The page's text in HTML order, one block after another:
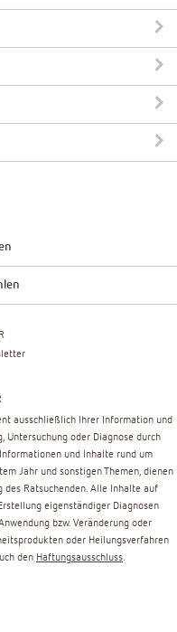
ausschließlich Ihrer Information und
oder Diagnose durch
und Inhalte rund um
Jahr und sonstigen Themen, dienen
Ratsuchenden. Alle Inhalte auf
eigenständiger Diagnosen
bzw. Veränderung oder
oder Heilungsverfahren
den Haftungsausschluss.